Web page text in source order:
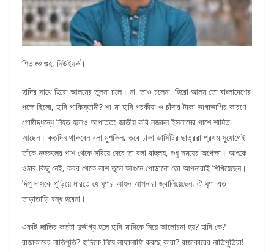
শিতাংশু গুহ, নিউইয়র্ক।
হাদির সাথে হিরো আলমের তুলনা চলে। না, তাও চলেনা, হিরো আলম তো বাংলাদেশের
পক্ষে ছিলো, হাদি পাকিস্তানী? শা-মা হাদি পরকীয়া ও চাঁদার টাকা ভাগাভাগির কারণে
গোষ্ঠীদ্ধন্ধে নিহত হলেও আপাতত: জাতীয় কবি নজরুল ইসলামের পাশে শায়িত
আছেন। কতদিন থাকবেন বলা মুশকিল, তবে ঢাকা ভার্সিটির ছাত্ররা প্রথম সুযোগেই
তাঁকে নজরুলের পাশ থেকে সরিয়ে দেবে তা বলা বাহুল্য, শুধু সময়ের অপেক্ষা। আৎকে
ওঠার কিছু নেই, কবর থেকে লাশ তুলে আগুনে পোড়ানো তো আপনারাই শিখিয়েছেন।
দিপু দাসকে পুড়িয়ে মারতে যে ঘৃণার আগুন আপনারা জ্বালিয়েছেন, ঐ ঘৃণা এত
তাড়াতাড়ি বন্ধ হবেনা।
একটি জাতির কতটা দুর্ভাগ্য হলে হাদি-মাদিকে নিয়ে আলোচনা হয়? হাদি কে?
রাজাকারের নাতিপুতি? হাদিকে নিয়ে লাফালাফি করছে কারা? রাজাকারের নাতিপুতিরা!